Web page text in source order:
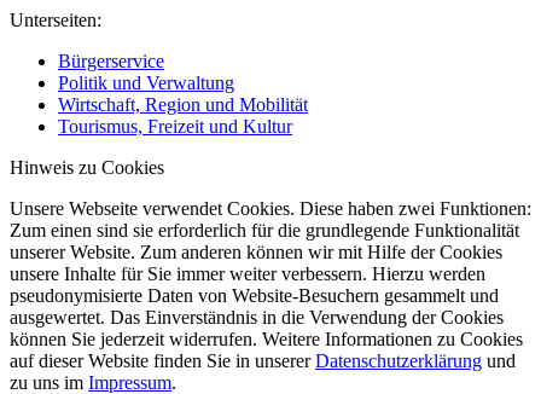
Unterseiten:
Bürgerservice
Politik und Verwaltung
Wirtschaft, Region und Mobilität
Tourismus, Freizeit und Kultur
Hinweis zu Cookies
Unsere Webseite verwendet Cookies. Diese haben zwei Funktionen:
Zum einen sind sie erforderlich für die grundlegende Funktionalität
unserer Website. Zum anderen können wir mit Hilfe der Cookies
unsere Inhalte für Sie immer weiter verbessern. Hierzu werden
pseudonymisierte Daten von Website-Besuchern gesammelt und
ausgewertet. Das Einverständnis in die Verwendung der Cookies
können Sie jederzeit widerrufen. Weitere Informationen zu Cookies
auf dieser Website finden Sie in unsererDatenschutzerklärung und
zu uns im Impressum.